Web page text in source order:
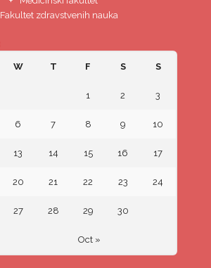
Fakultet zdravstvenih nauka
W T F S S
Oct »
1 2 3
6 7 8 9 10
13 14 15 16 17
20 21 22 23 24
27 28 29 30